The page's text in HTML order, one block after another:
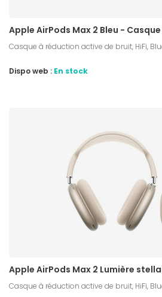
Apple AirPods Max 2 Bleu -
Casque à réduction active de bruit, HiFi,
Dispo web : En stock
Apple AirPods Max 2 Lumière
Casque à réduction active de bruit, HiFi,